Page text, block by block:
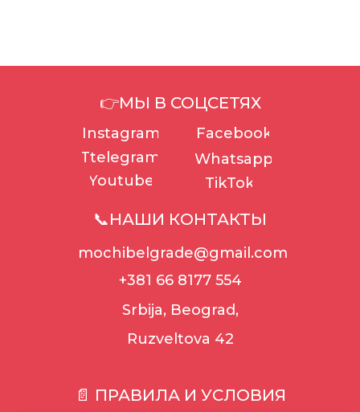
👉МЫ В СОЦСЕТЯХ
📞НАШИ КОНТАКТЫ
mochibelgrade@gmail.com
+381 66 8177 554
Srbija, Beograd,
Ruzveltova 42
📄 ПРАВИЛА И УСЛОВИЯ
Instagram
Ttelegram
Whatsapp
TikTok
Youtube
Facebook